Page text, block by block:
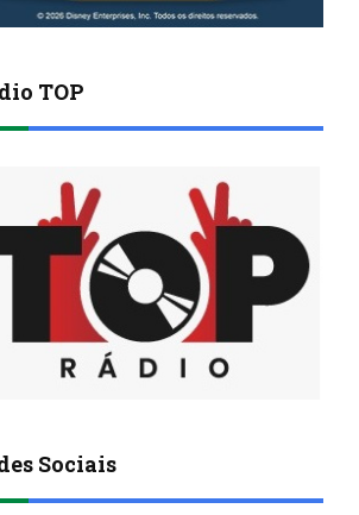
TOP
Sociais